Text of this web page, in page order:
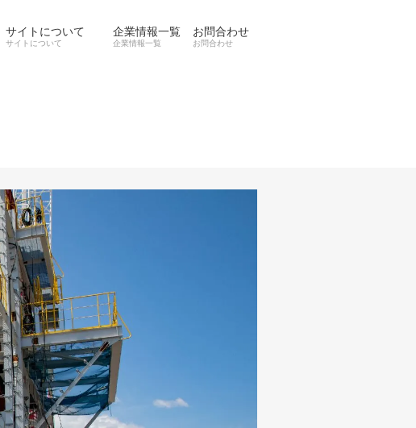
サイトについて 企業情報一覧 お問合わせ